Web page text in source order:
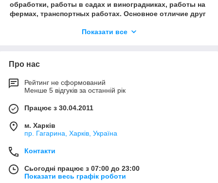
обработки, работы в садах и виноградниках, работы на
фермах, транспортных работах. Основное отличие друг
на Т-25А3 - съемный каркас безопасности. Выпускалась
дизель Д21А1 мощностью 25 л.с. с электростартерным
запуском. У задній частині розташований залежний
одношвидкісний ВОМ. Трактори обладнуються
роздільно-агрегатної гідравлічної системою з
групою інженерів під керівництвом генерального
конструктора ВТЗ Ст. Ст. Ефроса. Мають Державний
Знак якості.Двигун: Трактор Т-25А дизельний,
чотиритактний, двоциліндровий, повітряного
палива.Велика кількість несамохідного навісного
справжньому універсальними.
Показати все
Про нас
Рейтинг не сформований
Менше 5 відгуків за останній рік
Працює з 30.04.2011
м. Харків
пр. Гагарина, Харків, Україна
Контакти
Сьогодні працює з 07:00 до 23:00
Показати весь графік роботи